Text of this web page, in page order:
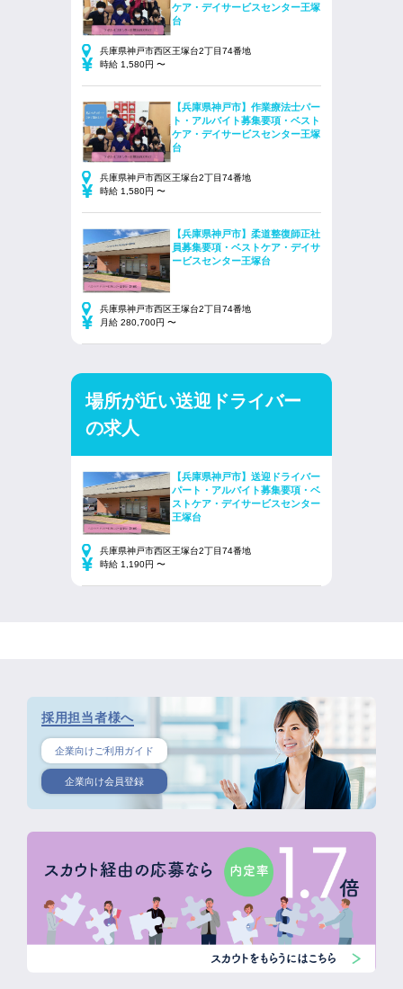
ケア・デイサービスセンター王塚
台
兵庫県神戸市西区王塚台2丁目74番地
時給 1,580円 〜
【兵庫県神戸市】作業療法士パー
ト・アルバイト募集要項・ベスト
ケア・デイサービスセンター王塚
台
兵庫県神戸市西区王塚台2丁目74番地
時給 1,580円 〜
【兵庫県神戸市】柔道整復師正社
員募集要項・ベストケア・デイサ
ービスセンター王塚台
兵庫県神戸市西区王塚台2丁目74番地
月給 280,700円 〜
場所が近い送迎ドライバー
の求人
【兵庫県神戸市】送迎ドライバー
パート・アルバイト募集要項・ベ
ストケア・デイサービスセンター
王塚台
兵庫県神戸市西区王塚台2丁目74番地
時給 1,190円 〜
採用担当者様へ
企業向けご利用ガイド
企業向け会員登録